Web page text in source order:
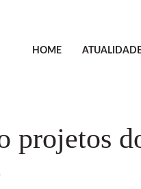
HOME
projetos